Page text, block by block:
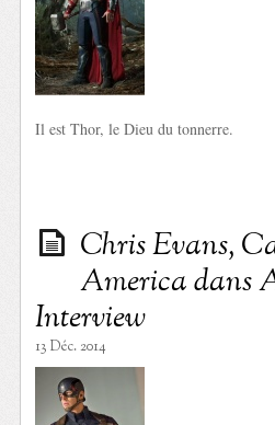
Il est Thor, le Dieu du tonnerre.
Chris Evans,
America dans
Interview
13 Déc. 2014